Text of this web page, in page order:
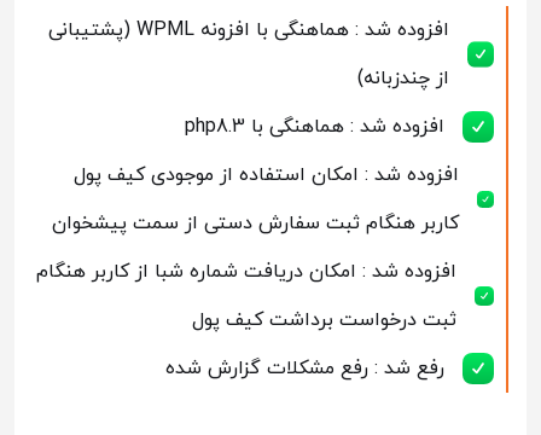
افزوده شد : هماهنگی با افزونه WPML (پشتیبانی
از چندزبانه)
افزوده شد : هماهنگی با php8.3
افزوده شد : امکان استفاده از موجودی کیف پول
کاربر هنگام ثبت سفارش دستی از سمت پیشخوان
افزوده شد : امکان دریافت شماره شبا از کاربر هنگام
ثبت درخواست برداشت کیف پول
رفع شد : رفع مشکلات گزارش شده